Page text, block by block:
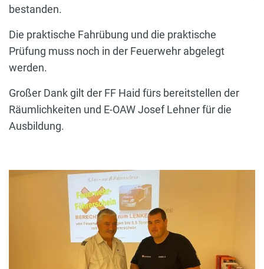
bestanden.
Die praktische Fahrübung und die praktische
Prüfung muss noch in der Feuerwehr abgelegt
werden.
Großer Dank gilt der FF Haid fürs bereitstellen der
Räumlichkeiten und E-OAW Josef Lehner für die
Ausbildung.